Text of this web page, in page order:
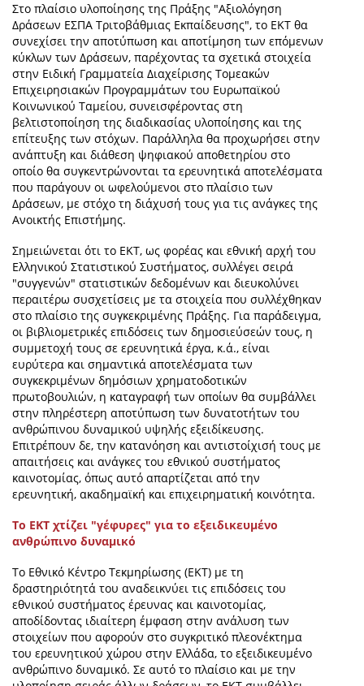
Στο πλαίσιο υλοποίησης της Πράξης "Αξιολόγηση
Δράσεων ΕΣΠΑ Τριτοβάθμιας Εκπαίδευσης", το ΕΚΤ θα
συνεχίσει την αποτύπωση και αποτίμηση των επόμενων
κύκλων των Δράσεων, παρέχοντας τα σχετικά στοιχεία
στην Ειδική Γραμματεία Διαχείρισης Τομεακών
Επιχειρησιακών Προγραμμάτων του Ευρωπαϊκού
Κοινωνικού Ταμείου, συνεισφέροντας στη
βελτιστοποίηση της διαδικασίας υλοποίησης και της
επίτευξης των στόχων. Παράλληλα θα προχωρήσει στην
ανάπτυξη και διάθεση ψηφιακού αποθετηρίου στο
οποίο θα συγκεντρώνονται τα ερευνητικά αποτελέσματα
που παράγουν οι ωφελούμενοι στο πλαίσιο των
Δράσεων, με στόχο τη διάχυσή τους για τις ανάγκες της
Ανοικτής Επιστήμης.
Σημειώνεται ότι το ΕΚΤ, ως φορέας και εθνική αρχή του
Ελληνικού Στατιστικού Συστήματος, συλλέγει σειρά
"συγγενών" στατιστικών δεδομένων και διευκολύνει
περαιτέρω συσχετίσεις με τα στοιχεία που συλλέχθηκαν
στο πλαίσιο της συγκεκριμένης Πράξης. Για παράδειγμα,
οι βιβλιομετρικές επιδόσεις των δημοσιεύσεών τους, η
συμμετοχή τους σε ερευνητικά έργα, κ.ά., είναι
ευρύτερα και σημαντικά αποτελέσματα των
συγκεκριμένων δημόσιων χρηματοδοτικών
πρωτοβουλιών, η καταγραφή των οποίων θα συμβάλλει
στην πληρέστερη αποτύπωση των δυνατοτήτων του
ανθρώπινου δυναμικού υψηλής εξειδίκευσης.
Επιτρέπουν δε, την κατανόηση και αντιστοίχισή τους με
απαιτήσεις και ανάγκες του εθνικού συστήματος
καινοτομίας, όπως αυτό απαρτίζεται από την
ερευνητική, ακαδημαϊκή και επιχειρηματική κοινότητα.
Το ΕΚΤ χτίζει "γέφυρες" για το εξειδικευμένο
ανθρώπινο δυναμικό
Το Εθνικό Κέντρο Τεκμηρίωσης (EKT) με τη
δραστηριότητά του αναδεικνύει τις επιδόσεις του
εθνικού συστήματος έρευνας και καινοτομίας,
αποδίδοντας ιδιαίτερη έμφαση στην ανάλυση των
στοιχείων που αφορούν στο συγκριτικό πλεονέκτημα
του ερευνητικού χώρου στην Ελλάδα, το εξειδικευμένο
ανθρώπινο δυναμικό. Σε αυτό το πλαίσιο και με την